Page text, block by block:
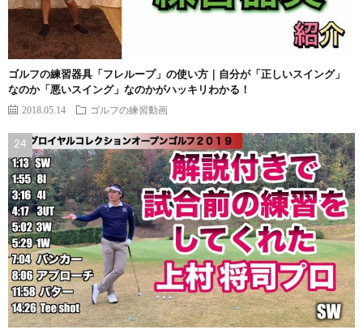
ゴルフの練習器具「フレループ」の使い方｜自分が「正しいスイング」
なのか「悪いスイング」なのかがハッキリわかる！
2018.05.14 ゴルフの練習動画